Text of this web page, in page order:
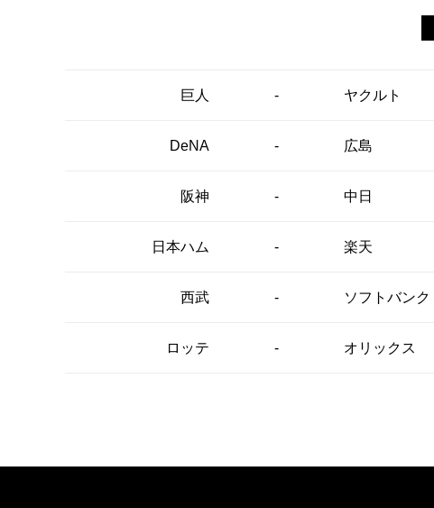
巨人 - ヤクルト
DeNA - 広島
阪神 - 中日
日本ハム - 楽天
西武 - ソフトバンク
ロッテ - オリックス